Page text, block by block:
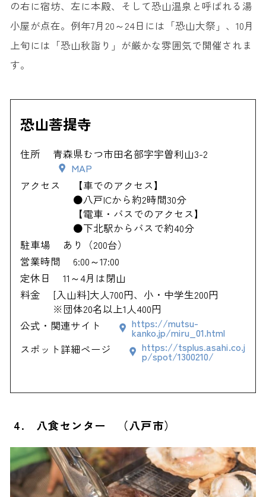
の右に宿坊、左に本殿、そして恐山温泉と呼ばれる湯
小屋が点在。例年7月20～24日には「恐山大祭」、10月
上旬には「恐山秋詣り」が厳かな雰囲気で開催されま
す。
恐山菩提寺
住所
青森県むつ市田名部字宇曽利山3-2
MAP
アクセス
【車でのアクセス】
●八戸ICから約2時間30分
【電車・バスでのアクセス】
●下北駅からバスで約40分
駐車場
あり（200台）
営業時間
6:00～17:00
定休日
11～4月は閉山
料金
[入山料]大人700円、小・中学生200円
※団体20名以上1人400円
公式・関連サイト
https://mutsu-
kanko.jp/miru_01.html
スポット詳細ページ
https://tsplus.asahi.co.j
p/spot/1300210/
4. 八食センター （八戸市）